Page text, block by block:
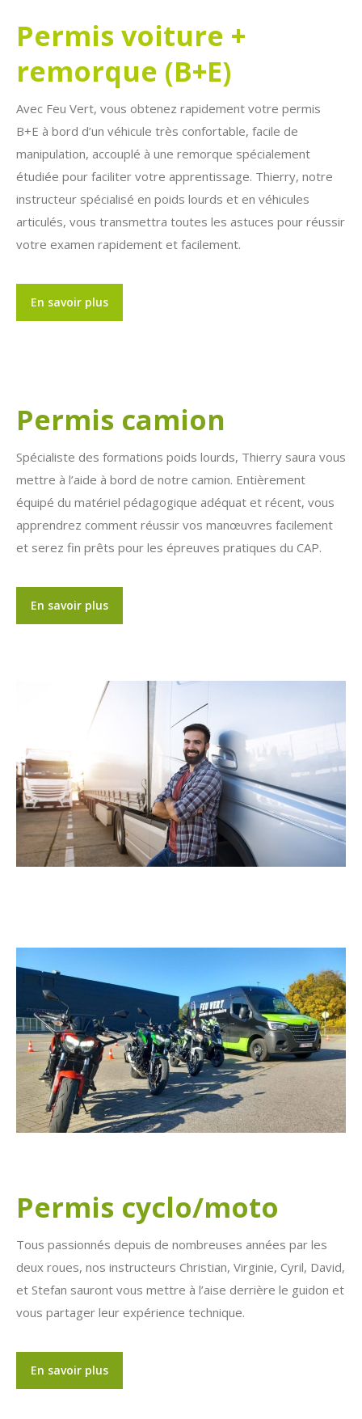
Permis voiture +
remorque (B+E)
Avec Feu Vert, vous obtenez rapidement votre permis
B+E à bord d’un véhicule très confortable, facile de
manipulation, accouplé à une remorque spécialement
étudiée pour faciliter votre apprentissage. Thierry, notre
instructeur spécialisé en poids lourds et en véhicules
articulés, vous transmettra toutes les astuces pour réussir
votre examen rapidement et facilement.
En savoir plus
Permis camion
Spécialiste des formations poids lourds, Thierry saura vous
mettre à l’aide à bord de notre camion. Entièrement
équipé du matériel pédagogique adéquat et récent, vous
apprendrez comment réussir vos manœuvres facilement
et serez fin prêts pour les épreuves pratiques du CAP.
En savoir plus
Permis cyclo/moto
Tous passionnés depuis de nombreuses années par les
deux roues, nos instructeurs Christian, Virginie, Cyril, David,
et Stefan sauront vous mettre à l’aise derrière le guidon et
vous partager leur expérience technique.
En savoir plus